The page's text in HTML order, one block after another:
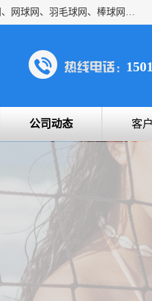
方昇体育科技专注于球网运动及户外产品，优势系列包括：高尔夫网、足球门、匹克球网、排球网、网球网、羽毛球网、棒球网、橄榄球网、乒乓球网、反弹网、冰球门、草地曲棍球门。
公司动态 客